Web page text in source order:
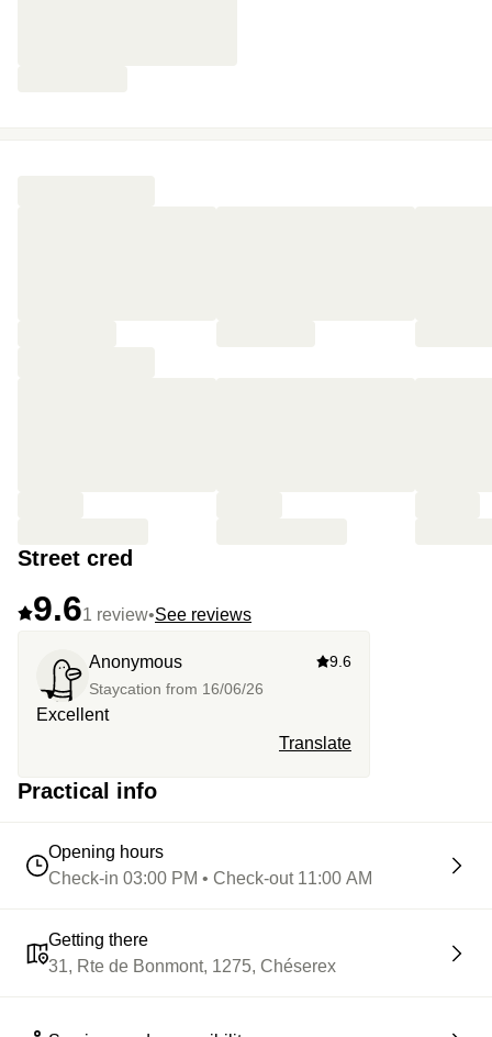
Street cred
9.61 review•See reviews
Anonymous
Staycation from 16/06/26
9.6
Excellent
Translate
Practical info
Opening hours
Check-in 03:00 PM • Check-out 11:00 AM
Getting there
31, Rte de Bonmont, 1275, Chéserex